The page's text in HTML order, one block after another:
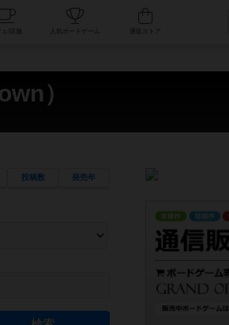
人気ボードゲーム
）
投稿数 発売年
ることができます。マニュアルを読む時間や参加者へ
テムを理解できるよう、中世ファンタジー・クッキ
テムです。主にボードゲームに慣れている方向けの絞